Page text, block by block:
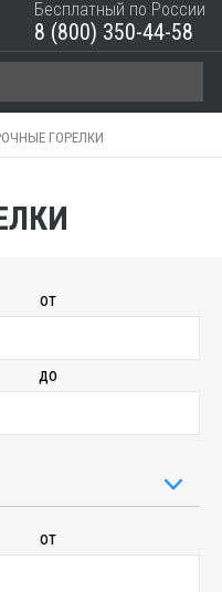
Бесплатный по России
8 (800) 350-44-58
ГОРЕЛКИ
от
до
от
ЗАКРЫТЬ КОРЗИНУ